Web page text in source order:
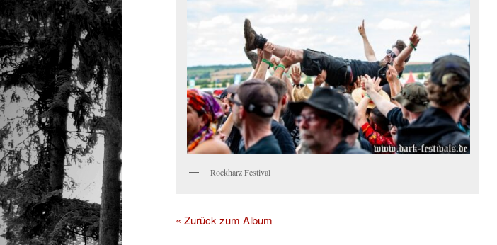
Rockharz Festival
« Zurück zum Album